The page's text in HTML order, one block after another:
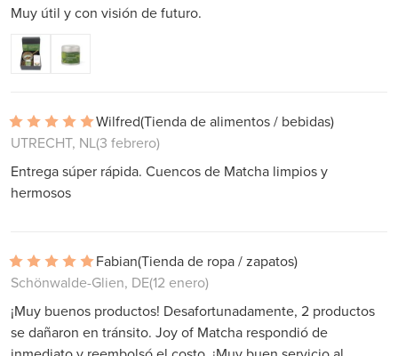
Muy útil y con visión de futuro.
Wilfred(Tienda de alimentos / bebidas)
UTRECHT, NL(3 febrero)
Entrega súper rápida. Cuencos de Matcha limpios y
hermosos
Fabian(Tienda de ropa / zapatos)
Schönwalde-Glien, DE(12 enero)
¡Muy buenos productos! Desafortunadamente, 2 productos
se dañaron en tránsito. Joy of Matcha respondió de